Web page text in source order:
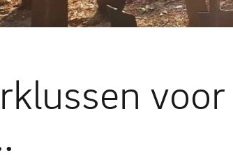
voor